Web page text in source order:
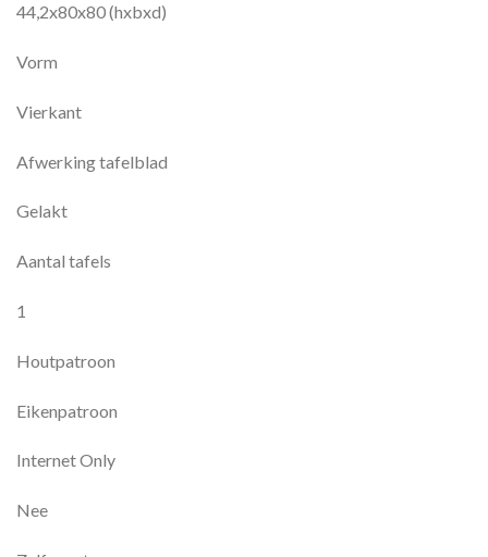
44,2x80x80 (hxbxd)
Vorm
Vierkant
Afwerking tafelblad
Gelakt
Aantal tafels
1
Houtpatroon
Eikenpatroon
Internet Only
Nee